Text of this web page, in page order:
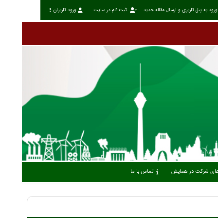
ورود به پنل کاربری و ارسال مقاله جدید ثبت نام در سایت ورود کاربران
های شرکت در همایش تماس با ما